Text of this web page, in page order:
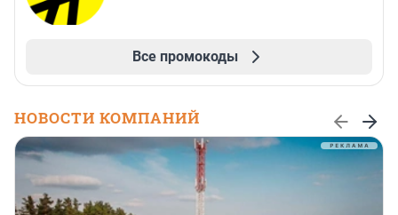
Все промокоды
НОВОСТИ КОМПАНИЙ